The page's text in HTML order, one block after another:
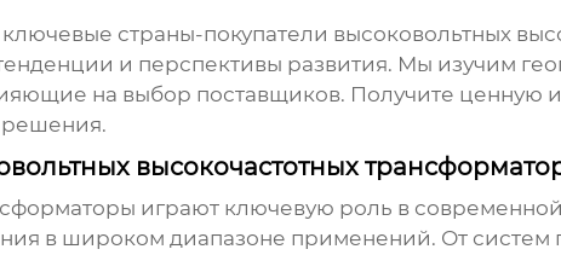
страны-покупатели высоковольтных
и перспективы развития. Мы изучим
на выбор поставщиков. Получите
решения.
высокочастотных
играют ключевую роль в
в широком диапазоне применений. От систем